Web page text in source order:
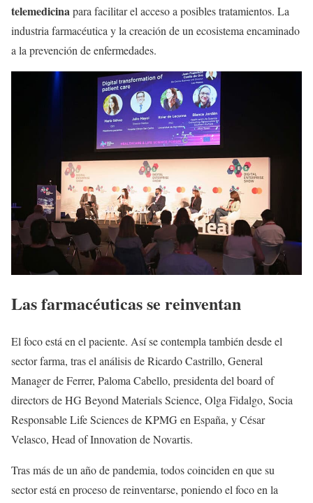
telemedicinapara facilitar el acceso a posibles tratamientos. La
industria farmacéutica y la creación de un ecosistema encaminado
a la prevención de enfermedades.
Las farmacéuticas se reinventan
El foco está en el paciente. Así se contempla también desde el
sector farma, tras el análisis de Ricardo Castrillo, General
Manager de Ferrer, Paloma Cabello, presidenta del board of
directors de HG Beyond Materials Science, Olga Fidalgo, Socia
Responsable Life Sciences de KPMG en España, y César
Velasco, Head of Innovation de Novartis.
Tras más de un año de pandemia, todos coinciden en que su
sector está en proceso de reinventarse, poniendo el foco en la